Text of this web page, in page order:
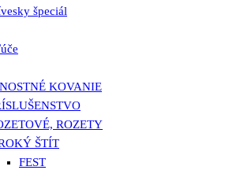
špeciál
KOVANIE
ROZETY
ŠTÍT
FEST